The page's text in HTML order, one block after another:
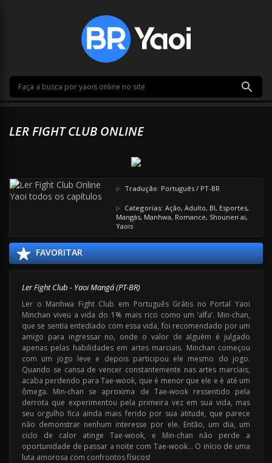
LER FIGHT CLUB ONLINE
Tradução: Português / PT-BR
Categorias: Ação, Adulto, Bl, Esportes,
Mangás, Manhwa, Romance, Shounen ai,
Yaois
FAVORITAR
Ler Fight Club - Yaoi Mangá (PT-BR)
Ler o Manhwa Fight Club em Português Grátis no Portal Yaoi
Minchan viveu a vida do 1% mais rico como um ‘alfa’. Min-chan,
que se sentia entediado com essa vida, foi recomendado por um
amigo para ingressar no, onde o valor de alguém é julgado
apenas pelas habilidades em artes marciais. Minchan começou
com um jogo leve e depois participou ele mesmo do jogo.
Quando se cansa de vencer constantemente nas artes marciais,
acaba perdendo para Tae-wook, que é menor que ele e é até um
ômega. Min-chan se aproxima de Tae-wook ressentido pela
derrota que experimentou pela primeira vez em sua vida, mas
seu orgulho fica ainda mais ferido por sua atitude, que parece
não demonstrar nenhum interesse por ele. Então, um dia, um
ciclo de calor atinge Tae-wook, e Min-chan não perde a
oportunidade de passar a noite com Tae-wook… O início de uma
luta amorosa com confrontos físicos!